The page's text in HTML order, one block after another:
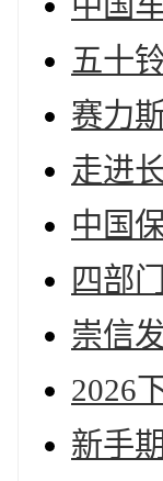
五十
赛力
走进
中国
四部
崇信
2026
新手